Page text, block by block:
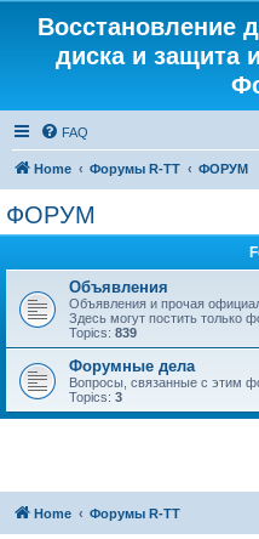
Восстановление
диска и защита
FAQ
Home Форумы R-TT ФОРУМ
ФОРУМ
Объявления
Объявления и прочая
Здесь могут постить только
Topics: 839
Форумные дела
Вопросы, связанные с этим
Topics: 3
Home Форумы R-TT